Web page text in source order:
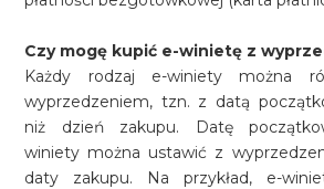
Czy mogę kupić e-winietę z
Każdy rodzaj e-winiety można
wyprzedzeniem, tzn. z datą
niż dzień zakupu. Datę
winiety można ustawić z
daty zakupu. Na przykład, e-